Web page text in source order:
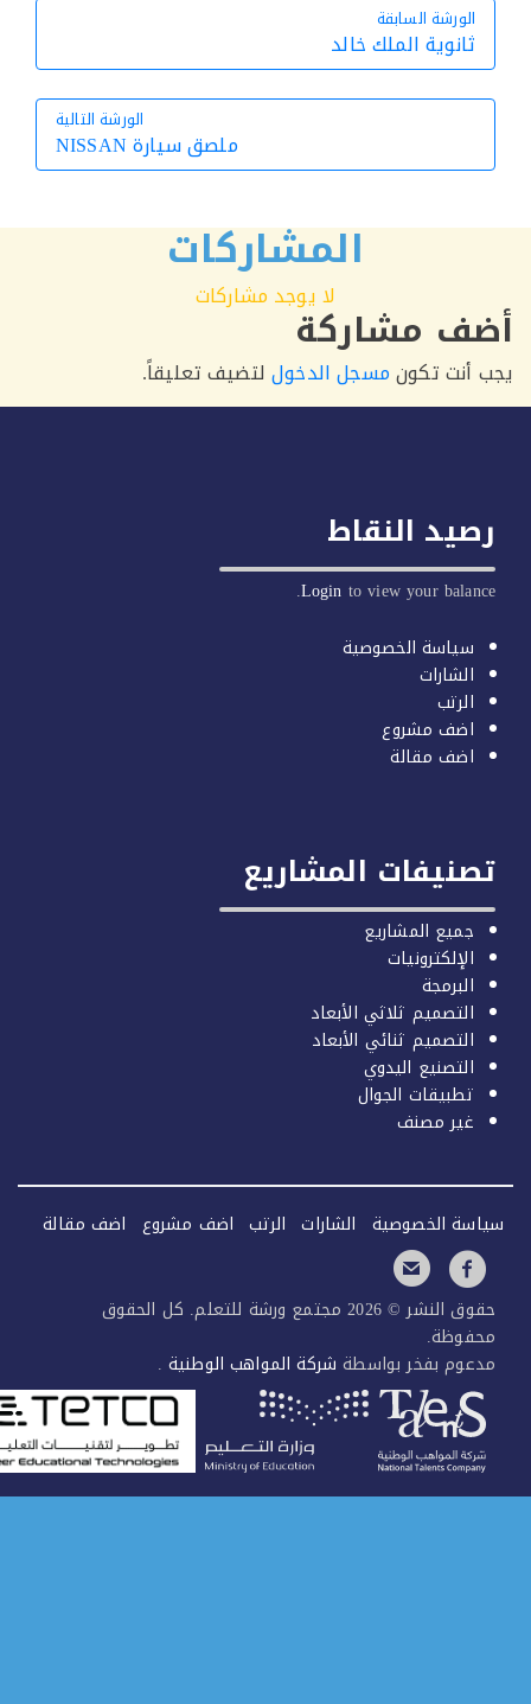
الورشة السابقة
الورشة السابقة
ثانوية الملك خالد
الورشة التالية
الورشة
ملصق سيارة NISSAN
المشاركات
لا يوجد مشاركات
مشاركة
تكونمسجل الدخوللتضيف تعليقاً.
النقاط
Loginto view your
سياسة الخصوصية
الشارات
الرتب
اضف مشروع
اضف مقالة
المشاريع
جميع المشاريع
الإلكترونيات
البرمجة
التصميم ثلاثي الأبعاد
التصميم ثنائي الأبعاد
التصنيع اليدوي
تطبيقات الجوال
غير مصنف
الخصوصية الشارات الرتب اضف مشروع اضف مقالة
حقوق النشر © 2026 مجتمع ورشة للتعلم. كل الحقوق
بفخر بواسطةشركة المواهب الوطنية.